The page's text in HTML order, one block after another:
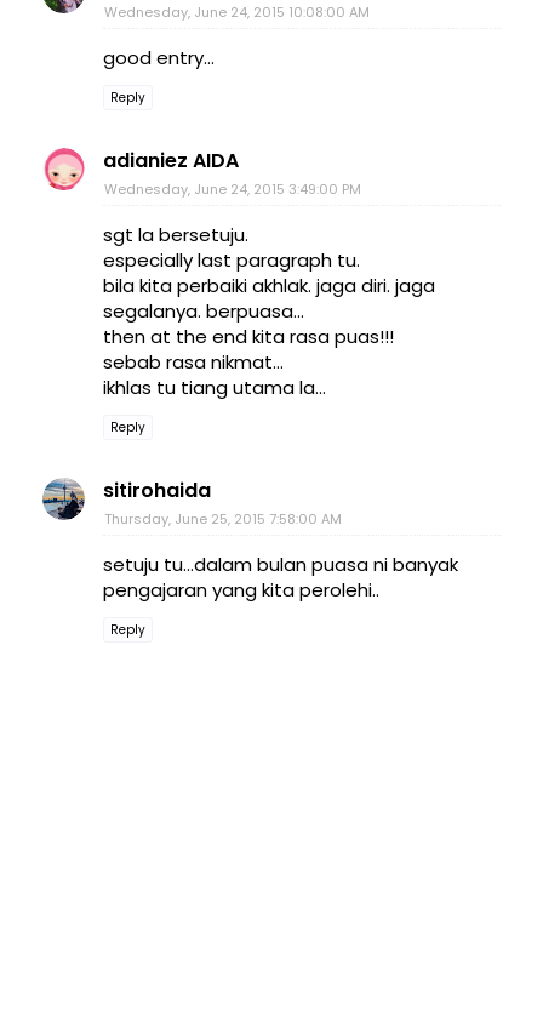
Wednesday, June 24, 2015 10:08:00 AM
good entry...
Reply
adianiez AIDA
Wednesday, June 24, 2015 3:49:00 PM
sgt la bersetuju.
especially last paragraph tu.
bila kita perbaiki akhlak. jaga diri. jaga
segalanya. berpuasa...
then at the end kita rasa puas!!!
sebab rasa nikmat...
ikhlas tu tiang utama la...
Reply
sitirohaida
Thursday, June 25, 2015 7:58:00 AM
setuju tu...dalam bulan puasa ni banyak
pengajaran yang kita perolehi..
Reply